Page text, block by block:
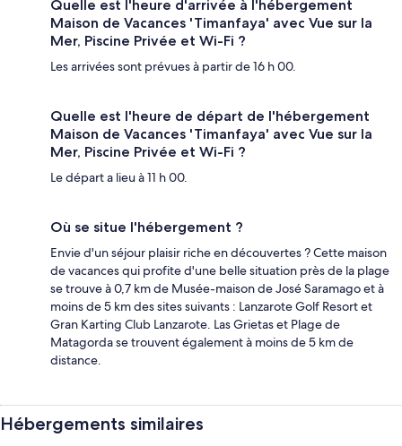
Quelle est l'heure d'arrivée à l'hébergement
Maison de Vacances 'Timanfaya' avec Vue sur la
Mer, Piscine Privée et Wi-Fi ?
Les arrivées sont prévues à partir de 16 h 00.
Quelle est l'heure de départ de l'hébergement
Maison de Vacances 'Timanfaya' avec Vue sur la
Mer, Piscine Privée et Wi-Fi ?
Le départ a lieu à 11 h 00.
Où se situe l'hébergement ?
Envie d'un séjour plaisir riche en découvertes ? Cette maison
de vacances qui profite d'une belle situation près de la plage
se trouve à 0,7 km de Musée-maison de José Saramago et à
moins de 5 km des sites suivants : Lanzarote Golf Resort et
Gran Karting Club Lanzarote. Las Grietas et Plage de
Matagorda se trouvent également à moins de 5 km de
distance.
Hébergements similaires